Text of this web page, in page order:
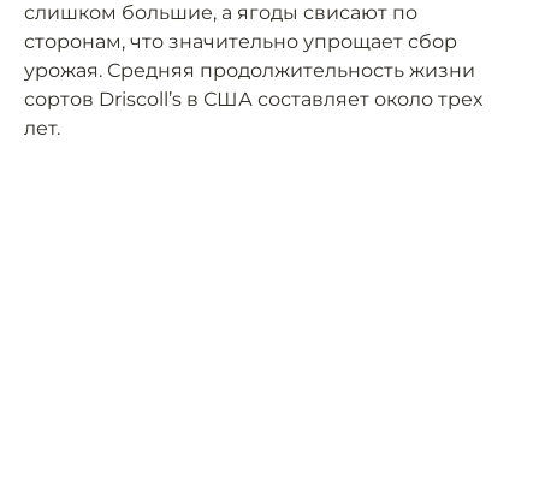
слишком большие, а ягоды свисают по
сторонам, что значительно упрощает сбор
урожая. Средняя продолжительность жизни
сортов Driscoll’s в США составляет около трех
лет.